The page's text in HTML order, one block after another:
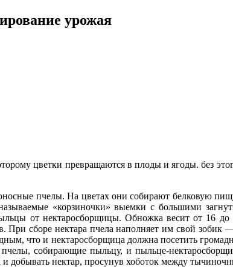
урожая
цветки превращаются в плоды и ягоды. без
пчелы. На цветах они собирают белковую
«корзиночки» выемки с большими
от нектаросборщицы. Обножка весит от 16
При сборе нектара пчела наполняет им свой
что и нектаросборщица должна посетить
собирающие пыльцу, и пыльце-
добывать нектар, просунув хоботок между